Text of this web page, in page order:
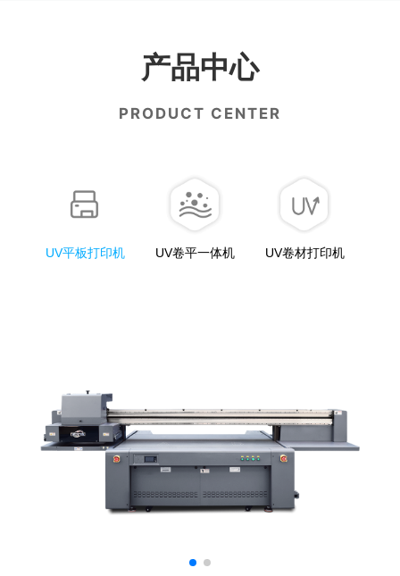
产品中心
PRODUCT CENTER
UV平板打印机 UV卷平一体机 UV卷材打印机